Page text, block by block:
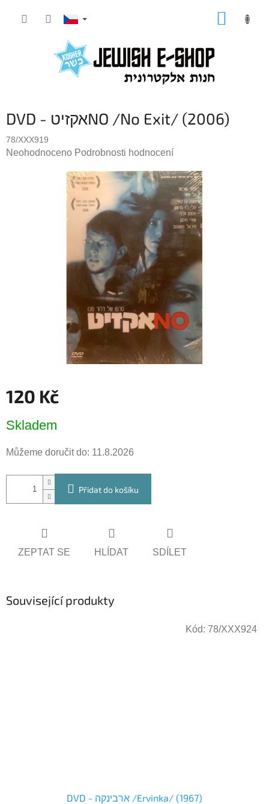
DVD - אקזיטNO /No Exit/ (2006)
78/XXX919
Průměrné
Neohodnoceno Podrobnosti hodnocení
120 Kč
cena:
Skladem
Můžeme doručit do: 11.8.2026
Přidat do košíku
ZEPTAT SE HLÍDAT SDÍLET
Související produkty
DVD - ארבינקה /Ervinka/ (1967)
Kód: 78/XXX924